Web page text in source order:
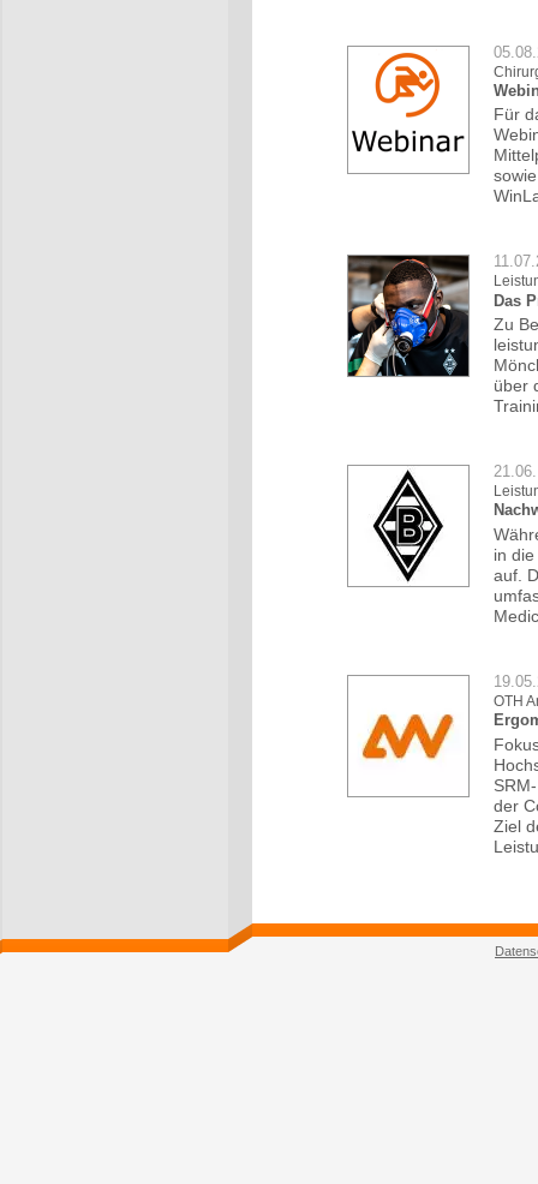
Für
Das
Zu
über
in
auf.
OTH
der
Ziel